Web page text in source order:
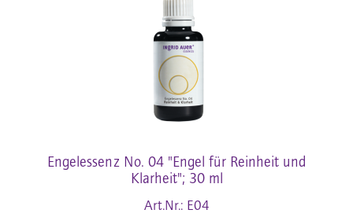
Engelessenz No. 04 "Engel für Reinheit und
Klarheit"; 30 ml
Art.Nr.: E04